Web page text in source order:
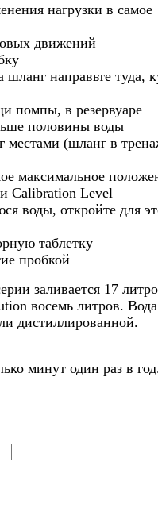
нагрузки в самое
движений
направьте туда,
помпы, в резервуаре
половины воды
(шланг в
максимальное
Calibration Level
воды, откройте для
таблетку
пробкой
заливается 17
восемь литров. Вода
дистиллированной.
минут один раз в